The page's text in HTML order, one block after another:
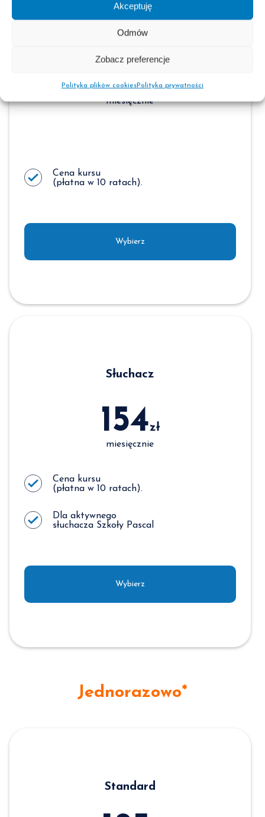
Akceptuję
Odmów
Zobacz preferencje
Polityka plików cookiesPolityka prywatności
Standard
205zł
miesięcznie
Cena kursu
(płatna w 10 ratach).
Wybierz
Słuchacz
154zł
miesięcznie
Cena kursu
(płatna w 10 ratach).
Dla aktywnego
słuchacza Szkoły Pascal
Wybierz
Jednorazowo*
Standard